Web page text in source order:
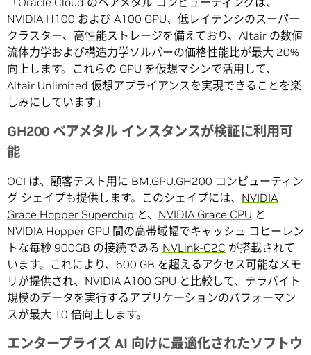
NVIDIA H100 および A100 GPU、低レイテンシのスーパー
クラスター、高性能ストレージを備えており、Altair の数値
流体力学および構造力学ソルバーの価格性能比が最大 20%
向上します。これらの GPU を仮想マシンで活用して、
Altair Unlimited 仮想アプライアンスを実現できることを楽
しみにしています」
GH200 ベアメタル インスタンスが検証に利用可
能
OCI は、顧客テスト用に BM.GPU.GH200 コンピューティン
グ シェイプも提供します。このシェイプには、 NVIDIA
Grace Hopper Superchip と、 NVIDIA Grace CPU と
NVIDIA Hopper GPU 間の高帯域幅でキャッシュ コヒーレン
トな毎秒 900GB の接続である NVLink-C2C が搭載されて
います。これにより、600 GB を超えるアクセス可能なメモ
リが提供され、NVIDIA A100 GPU と比較して、テラバイト
規模のデータを実行するアプリケーションのパフォーマン
スが最大 10 倍向上します。
エンタープライズ AI 向けに最適化されたソフトウ